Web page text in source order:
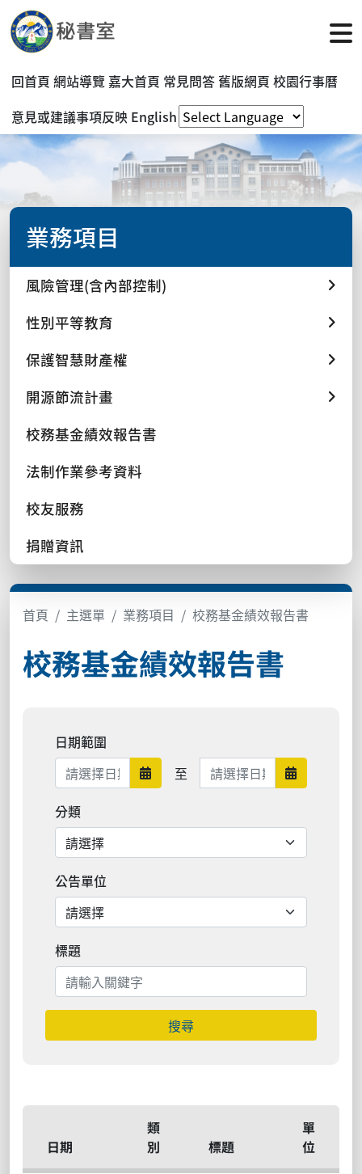
回首頁 網站導覽 嘉大首頁 常見問答 舊版網頁 校園行事曆
意見或建議事項反映 English
業務項目
風險管理(含內部控制)
性別平等教育
保護智慧財產權
開源節流計畫
校務基金績效報告書
法制作業參考資料
校友服務
捐贈資訊
首頁 主選單 業務項目 校務基金績效報告書
校務基金績效報告書
日期範圍
日期範圍開始
至 日期範圍結束 日期範圍
分類
公告單位
標題
搜尋
日期
類
別
標題
單
位